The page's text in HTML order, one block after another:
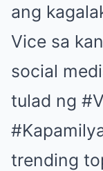
ang
Vice sa
social
tulad ng
trending